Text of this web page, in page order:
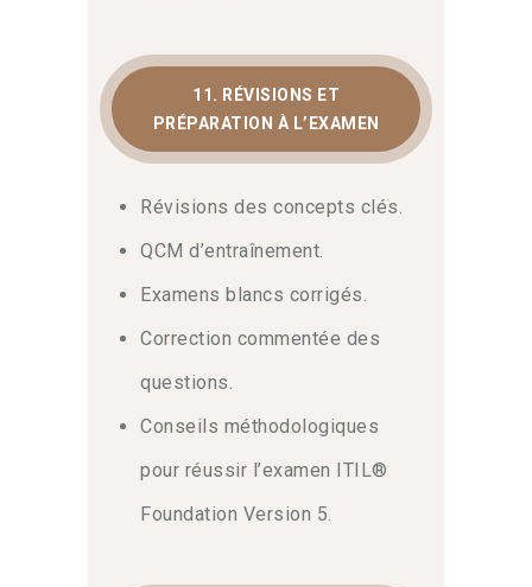
11. RÉVISIONS ET
PRÉPARATION À L’EXAMEN
Révisions des concepts clés.
QCM d’entraînement.
Examens blancs corrigés.
Correction commentée des
questions.
Conseils méthodologiques
pour réussir l’examen ITIL®
Foundation Version 5.